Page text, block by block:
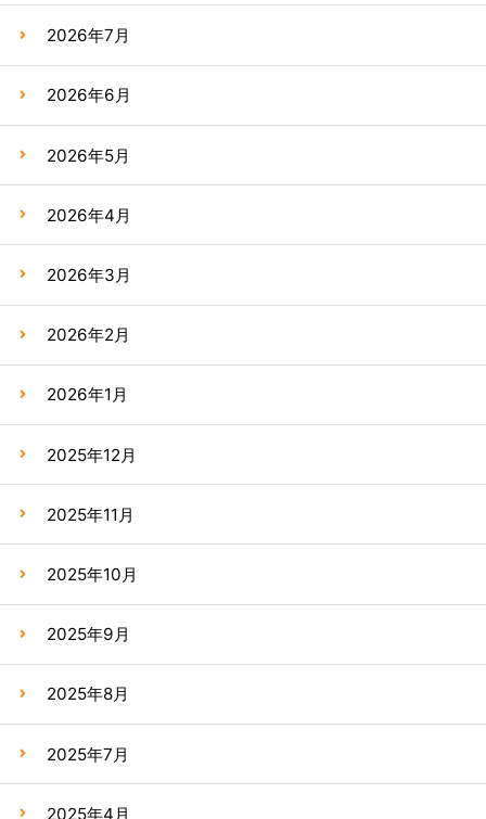
2026年7月
2026年6月
2026年5月
2026年4月
2026年3月
2026年2月
2026年1月
2025年12月
2025年11月
2025年10月
2025年9月
2025年8月
2025年7月
2025年4月